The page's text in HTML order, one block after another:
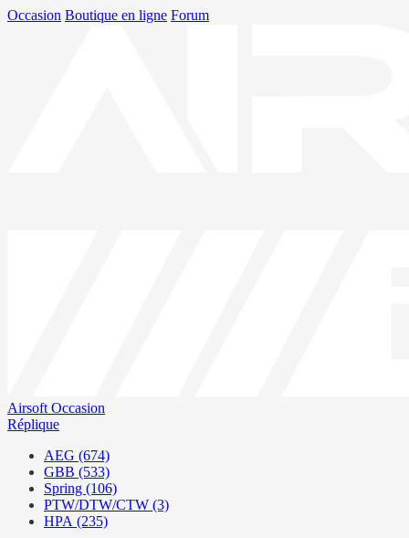
Occasion Boutique en ligne Forum
Airsoft Occasion
Réplique
AEG (674)
GBB (533)
Spring (106)
PTW/DTW/CTW (3)
HPA (235)